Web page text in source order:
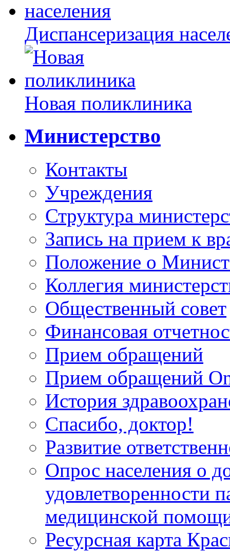
Диспансеризация
Новая поликлиника
Министерство
Контакты
Учреждения
Структура
Запись на прием к
Положение о
Коллегия
Общественный совет
Финансовая
Прием обращений
Прием обращений
История
Спасибо, доктор!
Развитие
Опрос населения о
удовлетворенности
медицинской
Ресурсная карта